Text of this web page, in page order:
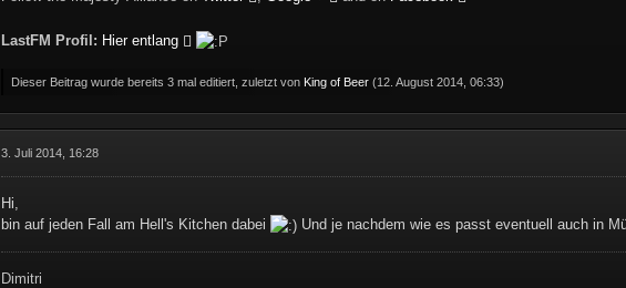
LastFM Profil: Hier entlang
Dieser Beitrag wurde bereits 3 mal editiert, zuletzt von King of Beer (12. August 2014, 06:33)
3. Juli 2014, 16:28
Hi,
bin auf jeden Fall am Hell's Kitchen dabei
Und je nachdem wie es passt eventuell auch in
Dimitri